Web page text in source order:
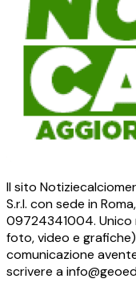
Il sito
S.r.l. con sede in
09724341004.
foto, video e
comunicazione
scrivere a